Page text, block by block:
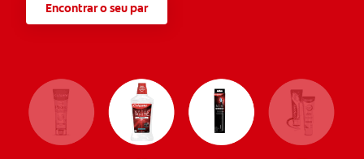
Encontrar o seu par